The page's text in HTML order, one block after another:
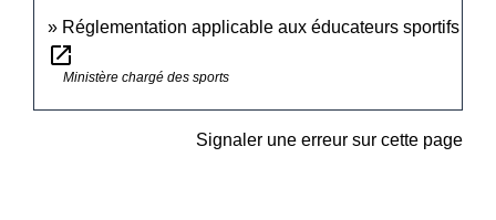
Réglementation applicable aux éducateurs sportifs
open_in_new
Ministère chargé des sports
Signaler une erreur sur cette page